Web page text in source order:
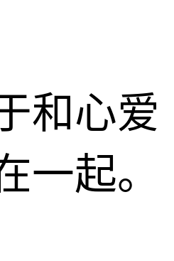
和心爱
一起。